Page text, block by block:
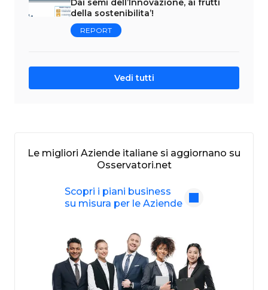
della sostenibilita’!
REPORT
Vedi tutti
Le migliori Aziende italiane si aggiornano su
Osservatori.net
Scopri i piani business
su misura per le Aziende